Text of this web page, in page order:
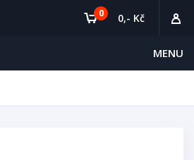
MENU
0 0,- Kč